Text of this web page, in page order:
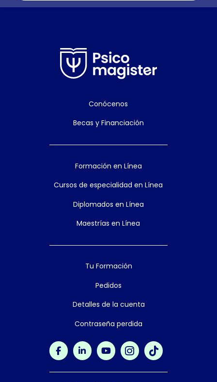
Conócenos
Becas y Financiación
Formación en Línea
Cursos de especialidad en Línea
Diplomados en Línea
Maestrías en Línea
Tu Formación
Pedidos
Detalles de la cuenta
Contraseña perdida